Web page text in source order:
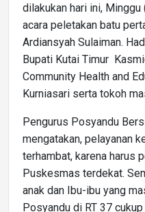
dilakukan hari ini,
acara peletakan batu
Ardiansyah Sulaiman.
Bupati Kutai Timur
Community Health and
Kurniasari serta tokoh
Pengurus Posyandu
mengatakan, pelayanan
terhambat, karena harus
Puskesmas terdekat.
anak dan Ibu-ibu yang
Posyandu di RT 37 cukup